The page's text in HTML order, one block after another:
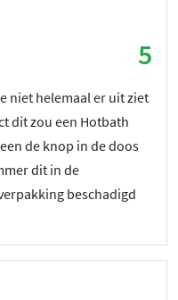
5
niet helemaal er uit ziet
dit zou een Hotbath
de knop in de doos
dit in de
beschadigd